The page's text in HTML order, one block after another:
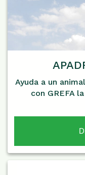
Ayuda a un
con GREFA